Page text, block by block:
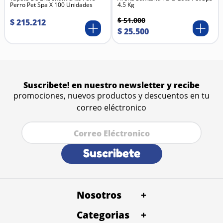
vegetales (brócoli, apio) + cúrcuma.
Perro Pet Spa X 100 Unidades
$215.212
4.5 Kg
$ 51.000
$25.500
Suscribete! en nuestro newsletter y recibe
promociones, nuevos productos y descuentos en tu
correo eléctronico
Suscribete
Nosotros
+
Quienes Somos
Categorias
+